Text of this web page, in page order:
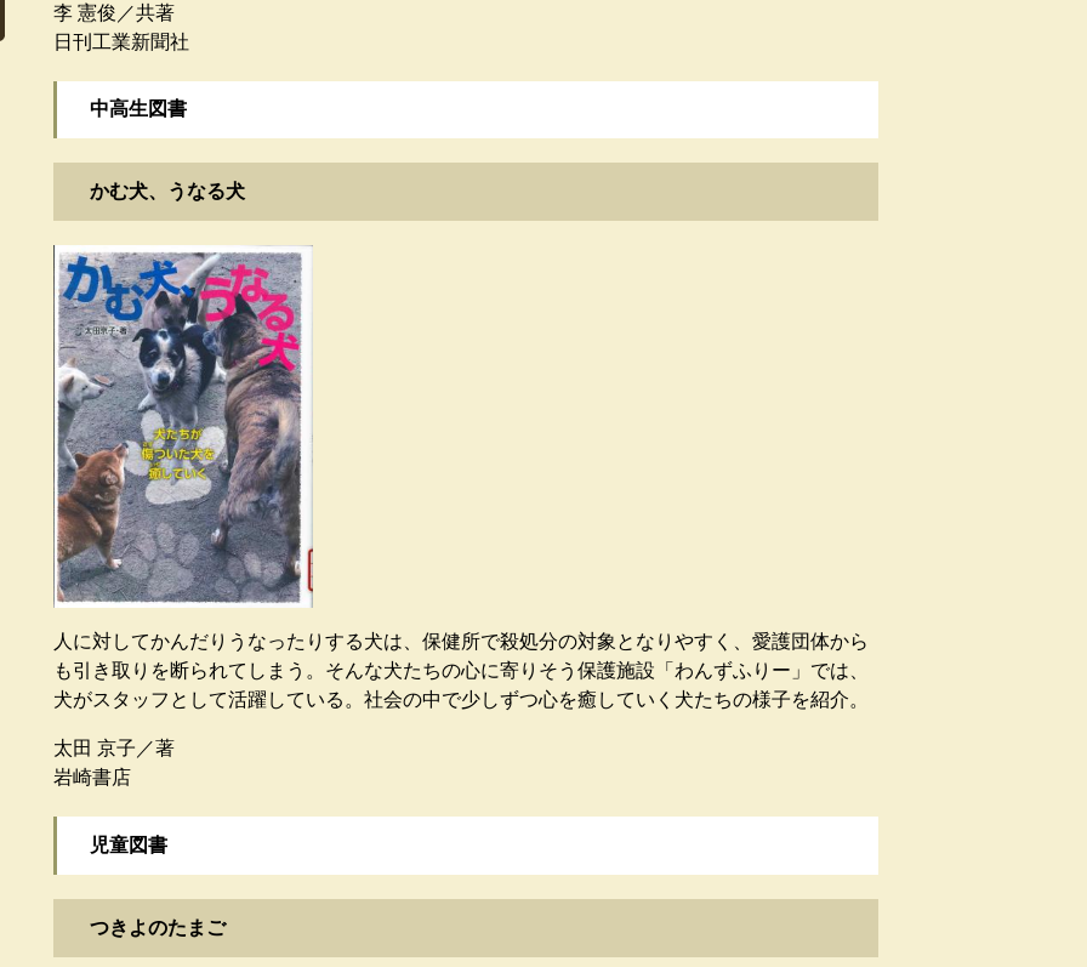
李 憲俊／共著
日刊工業新聞社
中高生図書
かむ犬、うなる犬
人に対してかんだりうなったりする犬は、保健所で殺処分の対象となりやすく、愛護団体から
も引き取りを断られてしまう。そんな犬たちの心に寄りそう保護施設「わんずふりー」では、
犬がスタッフとして活躍している。社会の中で少しずつ心を癒していく犬たちの様子を紹介。
太田 京子／著
岩崎書店
児童図書
つきよのたまご